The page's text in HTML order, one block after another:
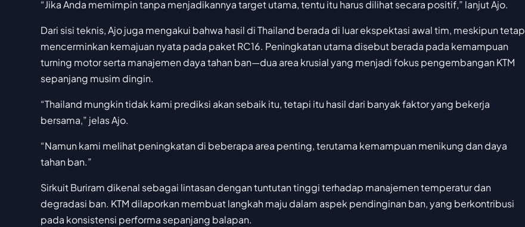
“Jika Anda memimpin tanpa menjadikannya target utama, tentu itu harus dilihat secara positif,” lanjut Ajo.
Dari sisi teknis, Ajo juga mengakui bahwa hasil di Thailand berada di luar ekspektasi awal tim, meskipun tetap
mencerminkan kemajuan nyata pada paket RC16. Peningkatan utama disebut berada pada kemampuan
turning motor serta manajemen daya tahan ban—dua area krusial yang menjadi fokus pengembangan KTM
sepanjang musim dingin.
“Thailand mungkin tidak kami prediksi akan sebaik itu, tetapi itu hasil dari banyak faktor yang bekerja
bersama,” jelas Ajo.
“Namun kami melihat peningkatan di beberapa area penting, terutama kemampuan menikung dan daya
tahan ban.”
Sirkuit Buriram dikenal sebagai lintasan dengan tuntutan tinggi terhadap manajemen temperatur dan
degradasi ban. KTM dilaporkan membuat langkah maju dalam aspek pendinginan ban, yang berkontribusi
pada konsistensi performa sepanjang balapan.